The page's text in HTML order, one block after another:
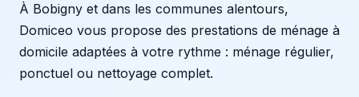
À Bobigny et dans les communes alentours,
Domiceo vous propose des prestations de ménage à
domicile adaptées à votre rythme : ménage régulier,
ponctuel ou nettoyage complet.